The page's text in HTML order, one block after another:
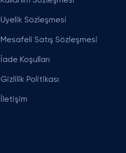
Üyelik Sözleşmesi
Mesafeli Satış Sözleşmesi
İade Koşulları
Gizlilik Politikası
İletişim